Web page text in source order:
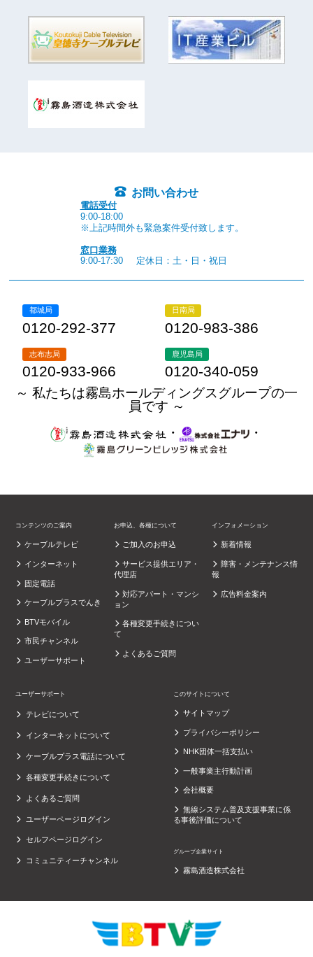
お問い合わせ
電話受付
9:00-18:00
※上記時間外も緊急案件受付致します。
窓口業務
9:00-17:30
定休日：土・日・祝日
都城局
0120-292-377
日南局
0120-983-386
志布志局
0120-933-966
鹿児島局
0120-340-059
～ 私たちは霧島ホールディングスグループの一
員です ～
・
・
コンテンツのご案内
ケーブルテレビ
インターネット
固定電話
ケーブルプラスでんき
BTVモバイル
市民チャンネル
ユーザーサポート
お申込、各種について
ご加入のお申込
サービス提供エリア・
代理店
対応アパート・マンシ
ョン
各種変更手続きについ
て
よくあるご質問
インフォメーション
新着情報
障害・メンテナンス情
報
広告料金案内
ユーザーサポート
テレビについて
インターネットについて
ケーブルプラス電話について
各種変更手続きについて
よくあるご質問
ユーザーページログイン
セルフページログイン
コミュニティーチャンネル
このサイトについて
サイトマップ
プライバシーポリシー
NHK団体一括支払い
一般事業主行動計画
会社概要
無線システム普及支援事業に係
る事後評価について
グループ企業サイト
霧島酒造株式会社